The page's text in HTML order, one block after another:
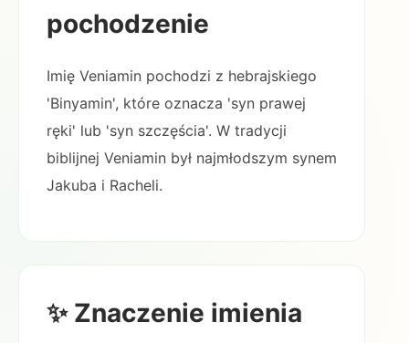
pochodzenie
Imię Veniamin pochodzi z hebrajskiego
'Binyamin', które oznacza 'syn prawej
ręki' lub 'syn szczęścia'. W tradycji
biblijnej Veniamin był najmłodszym synem
Jakuba i Racheli.
✨ Znaczenie imienia